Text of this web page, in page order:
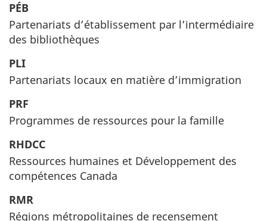
PÉB
Partenariats d’établissement par l’intermédiaire
des bibliothèques
PLI
Partenariats locaux en matière d’immigration
PRF
Programmes de ressources pour la famille
RHDCC
Ressources humaines et Développement des
compétences Canada
RMR
Régions métropolitaines de recensement